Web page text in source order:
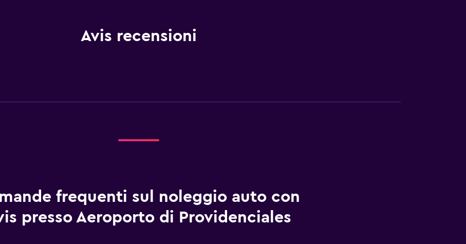
Avis recensioni
frequenti sul noleggio auto con
presso Aeroporto di Providenciales